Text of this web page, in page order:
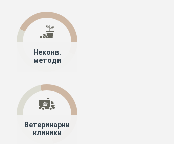
Неконв.
методи
Ветеринарни
клиники